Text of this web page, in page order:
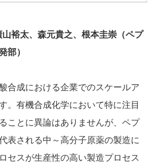
裕太、森元貴之、根本圭崇（ペプ
部）
合成における企業でのスケールア
。有機合成化学において特に注目
ことに異論はありませんが、ペプ
表される中～高分子原薬の製造に
セスが生産性の高い製造プロセス